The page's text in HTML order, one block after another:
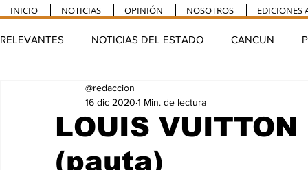
INICIO NOTICIAS OPINIÓN NOSOTROS EDICIONES
RELEVANTES NOTICIAS DEL ESTADO CANCUN
PUERTO MORELOS
CHETUMAL
LOUIS VUITTON
(pauta)
@redaccion
16 dic 2020 1 Min. de lectura